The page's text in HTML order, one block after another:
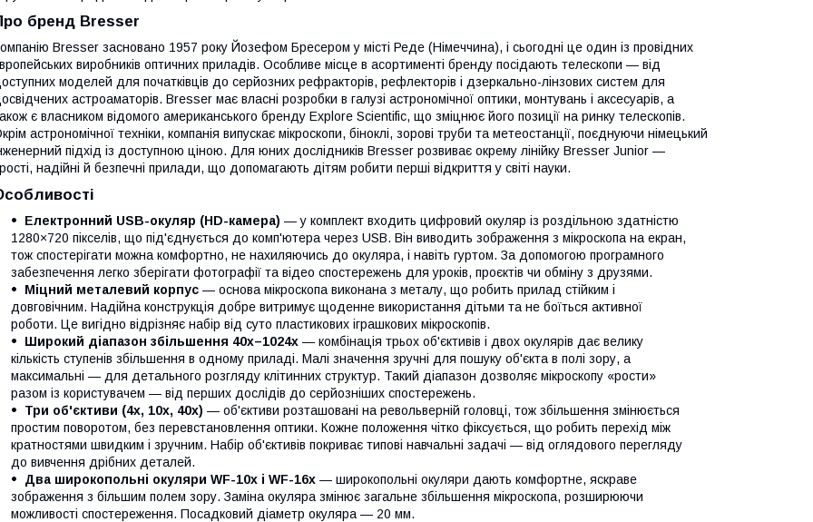
бренд Bresser
Bresser засновано 1957 року Йозефом Бресером у місті Реде (Німеччина), і сьогодні це один із провідних
виробників оптичних приладів. Особливе місце в асортименті бренду посідають телескопи — від
моделей для початківців до серйозних рефракторів, рефлекторів і дзеркально-лінзових систем для
астроаматорів. Bresser має власні розробки в галузі астрономічної оптики, монтувань і аксесуарів, а
є власником відомого американського бренду Explore Scientific, що зміцнює його позиції на ринку телескопів.
астрономічної техніки, компанія випускає мікроскопи, біноклі, зорові труби та метеостанції, поєднуючи німецький
підхід із доступною ціною. Для юних дослідників Bresser розвиває окрему лінійку Bresser Junior —
надійні й безпечні прилади, що допомагають дітям робити перші відкриття у світі науки.
Електронний USB-окуляр (HD-камера) — у комплект входить цифровий окуляр із роздільною здатністю
1280×720 пікселів, що під'єднується до комп'ютера через USB. Він виводить зображення з мікроскопа на екран,
тож спостерігати можна комфортно, не нахиляючись до окуляра, і навіть гуртом. За допомогою програмного
забезпечення легко зберігати фотографії та відео спостережень для уроків, проєктів чи обміну з друзями.
Міцний металевий корпус — основа мікроскопа виконана з металу, що робить прилад стійким і
довговічним. Надійна конструкція добре витримує щоденне використання дітьми та не боїться активної
роботи. Це вигідно відрізняє набір від суто пластикових іграшкових мікроскопів.
Широкий діапазон збільшення 40x–1024x — комбінація трьох об'єктивів і двох окулярів дає велику
кількість ступенів збільшення в одному приладі. Малі значення зручні для пошуку об'єкта в полі зору, а
максимальні — для детального розгляду клітинних структур. Такий діапазон дозволяє мікроскопу «рости»
разом із користувачем — від перших дослідів до серйозніших спостережень.
Три об'єктиви (4x, 10x, 40x) — об'єктиви розташовані на револьверній головці, тож збільшення змінюється
простим поворотом, без перевстановлення оптики. Кожне положення чітко фіксується, що робить перехід між
кратностями швидким і зручним. Набір об'єктивів покриває типові навчальні задачі — від оглядового перегляду
до вивчення дрібних деталей.
Два широкопольні окуляри WF-10x і WF-16x — широкопольні окуляри дають комфортне, яскраве
зображення з більшим полем зору. Заміна окуляра змінює загальне збільшення мікроскопа, розширюючи
можливості спостереження. Посадковий діаметр окуляра — 20 мм.